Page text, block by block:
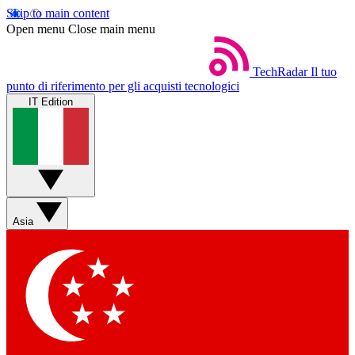
Skip to main content
Open menu Close main menu
TechRadar Il tuo
punto di riferimento per gli acquisti tecnologici
IT Edition
Asia